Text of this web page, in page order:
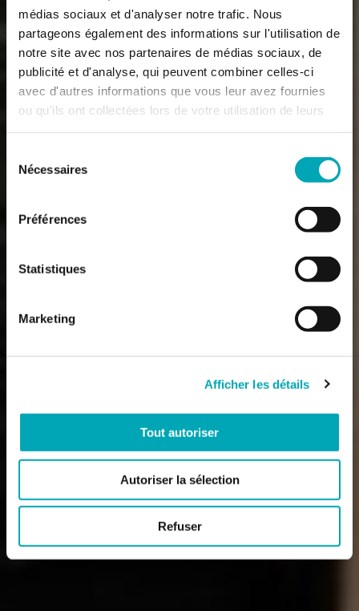
médias sociaux et d'analyser notre trafic. Nous
partageons également des informations sur l'utilisation de
notre site avec nos partenaires de médias sociaux, de
publicité et d'analyse, qui peuvent combiner celles-ci
avec d'autres informations que vous leur avez fournies
ou qu'ils ont collectées lors de votre utilisation de leurs
Nécessaires
Préférences
Statistiques
Marketing
Afficher les détails
Tout autoriser
Autoriser la sélection
Refuser